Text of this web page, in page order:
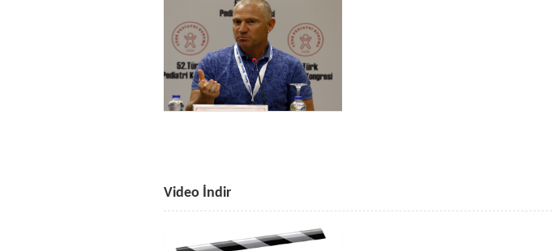
Video İndir